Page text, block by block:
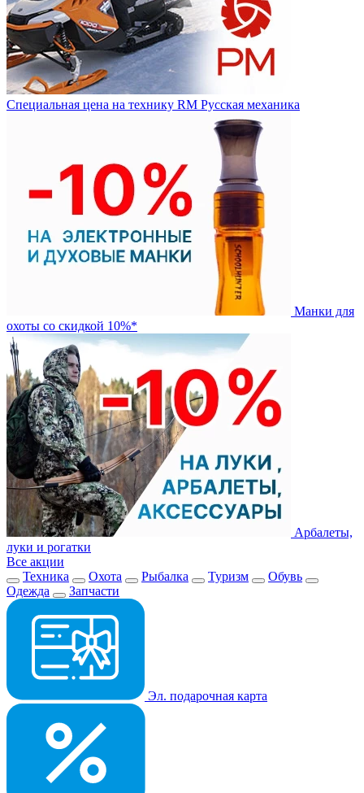
Специальная цена на технику RM Русская механика
Манки для
охоты со скидкой 10%*
Арбалеты,
луки и рогатки
Все акции
Техника
Охота Рыбалка Туризм
Обувь
Одежда
Запчасти
Эл. подарочная карта